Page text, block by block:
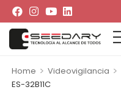
Home > Videovigilancia >
ES-32B11C